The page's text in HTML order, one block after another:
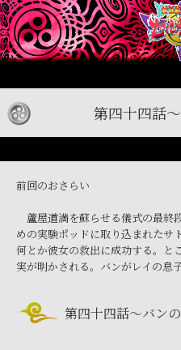
第四十四話
前回のおさらい
蘆屋道満を蘇らせる儀式の最終
めの実験ポッドに取り込まれたサ
何とか彼女の救出に成功する。と
実が明かされる。バンがレイの息
第四十四話～バン